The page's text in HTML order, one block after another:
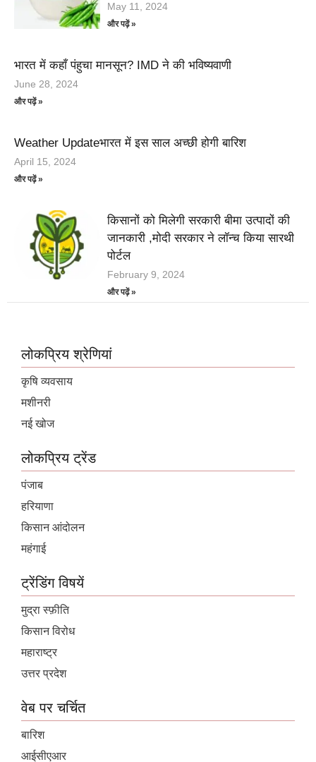
May 11, 2024
और पढ़ें »
भारत में कहाँ पंहुचा मानसून? IMD ने की भविष्यवाणी
June 28, 2024
और पढ़ें »
Weather Updateभारत में इस साल अच्छी होगी बारिश
April 15, 2024
और पढ़ें »
किसानों को मिलेगी सरकारी बीमा उत्पादों की
जानकारी ,मोदी सरकार ने लॉन्च किया सारथी
पोर्टल
February 9, 2024
और पढ़ें »
लोकप्रिय श्रेणियां
कृषि व्यवसाय
मशीनरी
नई खोज
लोकप्रिय ट्रेंड
पंजाब
हरियाणा
किसान आंदोलन
महंगाई
ट्रेंडिंग विषयें
मुद्रा स्फ़ीति
किसान विरोध
महाराष्ट्र
उत्तर प्रदेश
वेब पर चर्चित
बारिश
आईसीएआर